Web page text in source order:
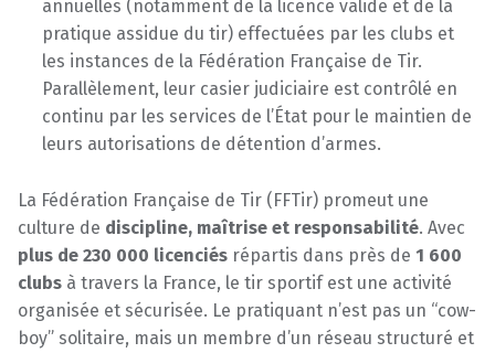
annuelles (notamment de la licence valide et de la
pratique assidue du tir) effectuées par les clubs et
les instances de la Fédération Française de Tir.
Parallèlement, leur casier judiciaire est contrôlé en
continu par les services de l’État pour le maintien de
leurs autorisations de détention d’armes.
La Fédération Française de Tir (FFTir) promeut une
culture de discipline, maîtrise et responsabilité. Avec
plus de 230 000 licenciés répartis dans près de 1 600
clubs à travers la France, le tir sportif est une activité
organisée et sécurisée. Le pratiquant n’est pas un “cow-
boy” solitaire, mais un membre d’un réseau structuré et